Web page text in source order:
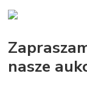
nasze